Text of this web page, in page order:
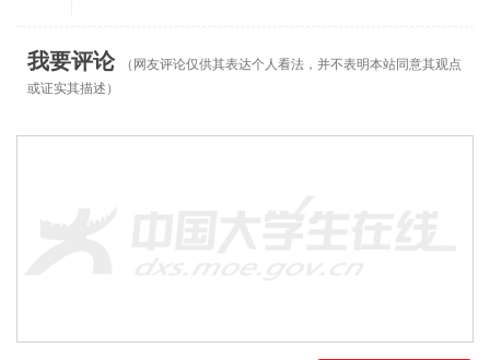
我要评论
（网友评论仅供其表达个人看法，并不表明本站同意其观点
或证实其描述）